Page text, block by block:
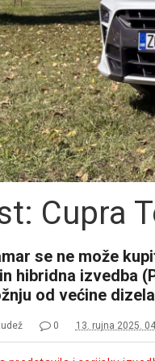
Cupra
se ne može
hibridna izvedba
od većine
0 13. rujna 2025.